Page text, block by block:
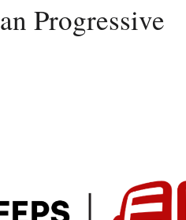
Progressive